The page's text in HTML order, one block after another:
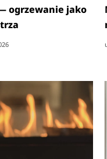
ogrzewanie jako